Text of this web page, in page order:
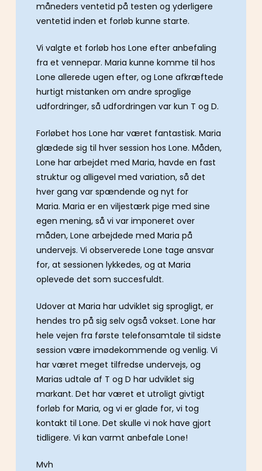
måneders ventetid på testen og yderligere
ventetid inden et forløb kunne starte.
Vi valgte et forløb hos Lone efter anbefaling
fra et vennepar. Maria kunne komme til hos
Lone allerede ugen efter, og Lone afkræftede
hurtigt mistanken om andre sproglige
udfordringer, så udfordringen var kun T og D.
Forløbet hos Lone har været fantastisk. Maria
glædede sig til hver session hos Lone. Måden,
Lone har arbejdet med Maria, havde en fast
struktur og alligevel med variation, så det
hver gang var spændende og nyt for
Maria. Maria er en viljestærk pige med sine
egen mening, så vi var imponeret over
måden, Lone arbejdede med Maria på
undervejs. Vi observerede Lone tage ansvar
for, at sessionen lykkedes, og at Maria
oplevede det som succesfuldt.
Udover at Maria har udviklet sig sprogligt, er
hendes tro på sig selv også vokset. Lone har
hele vejen fra første telefonsamtale til sidste
session være imødekommende og venlig. Vi
har været meget tilfredse undervejs, og
Marias udtale af T og D har udviklet sig
markant. Det har været et utroligt givtigt
forløb for Maria, og vi er glade for, vi tog
kontakt til Lone. Det skulle vi nok have gjort
tidligere. Vi kan varmt anbefale Lone!
Mvh